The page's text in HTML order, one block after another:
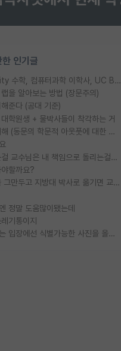
인기글
Korea University 수학, 컴퓨터과학 이학사, UC Berkeley 산업공학 대학원 공학박사가 되는 것은 쉽지 않겠죠?
을 알아보는 방법 (장문주의)
준다 (공대 기준)
학원생 + 물박사들이 착각하는 거
포스텍 억까에 대해 (동문의 학문적 아웃풋에 대한 반박)
왜 후배가 못하는걸 교수님은 내 책임으로 돌리는걸까요?
할까요?
SSH 박사과정을 그만두고 지방대 박사로 옮기면 교수의 꿈은 끝일까요?
정말 도움많이됐는데
기통이지
정보보안 연구하는 입장에선 식별가능한 사진을 올리는건 비추이긴함